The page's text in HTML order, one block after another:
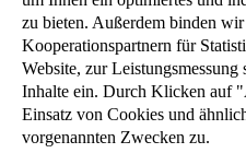
Geben Sie Ihren
an der
zu bieten. Außerdem binden
Kooperationspartnern für
Website, zur
Inhalte ein. Durch Klicken auf
Einsatz von Cookies und
vorgenannten Zwecken zu.